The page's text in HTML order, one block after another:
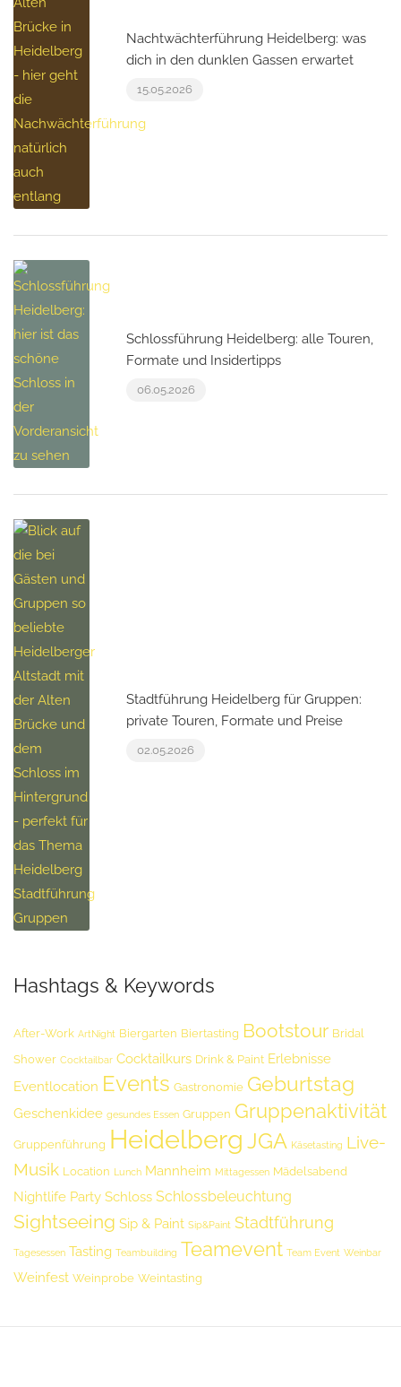
Nachtwächterführung Heidelberg: was
dich in den dunklen Gassen erwartet
15.05.2026
Schlossführung Heidelberg: alle Touren,
Formate und Insidertipps
06.05.2026
Stadtführung Heidelberg für Gruppen:
private Touren, Formate und Preise
02.05.2026
Hashtags & Keywords
After-Work ArtNight Biergarten Biertasting Bootstour Bridal
Shower Cocktailbar Cocktailkurs Drink & Paint Erlebnisse
Eventlocation Events Gastronomie Geburtstag
Geschenkidee gesundes Essen Gruppen Gruppenaktivität
Gruppenführung Heidelberg JGA Käsetasting Live-
Musik Location Lunch Mannheim Mittagessen Mädelsabend
Nightlife Party Schloss Schlossbeleuchtung
Sightseeing Sip & Paint Sip&Paint Stadtführung
Tagesessen Tasting Teambuilding Teamevent Team Event Weinbar
Weinfest Weinprobe Weintasting